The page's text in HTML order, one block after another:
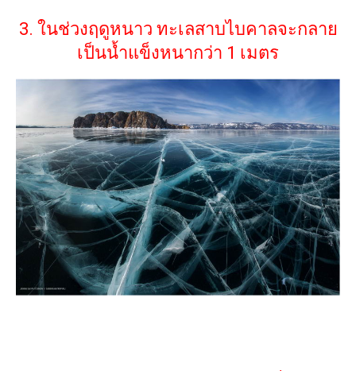
3. ในช่วงฤดูหนาว ทะเลสาบไบคาลจะกลาย
เป็นน้ำแข็งหนากว่า 1 เมตร